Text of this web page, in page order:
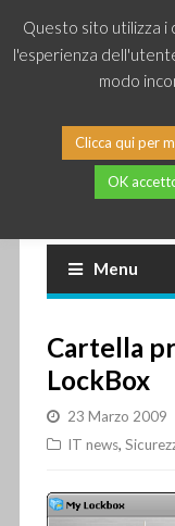
Piccole news
Menu
Cartella
LockBox
23 Marzo 2009
IT news,
Questo sito utilizza i
l'esperienza
modo
Clicca qui per
OK